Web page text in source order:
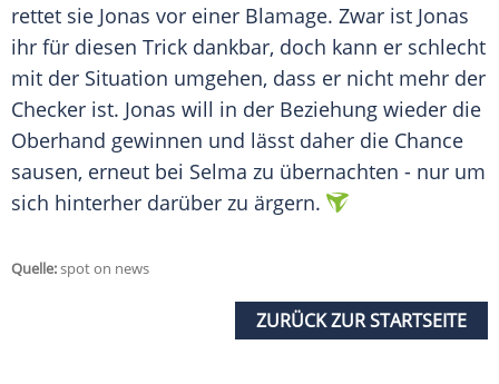
rettet sie Jonas vor einer Blamage. Zwar ist Jonas
ihr für diesen Trick dankbar, doch kann er schlecht
mit der Situation umgehen, dass er nicht mehr der
Checker ist. Jonas will in der Beziehung wieder die
Oberhand gewinnen und lässt daher die Chance
sausen, erneut bei Selma zu übernachten - nur um
sich hinterher darüber zu ärgern.
Quelle:spot on news
ZURÜCK ZUR STARTSEITE